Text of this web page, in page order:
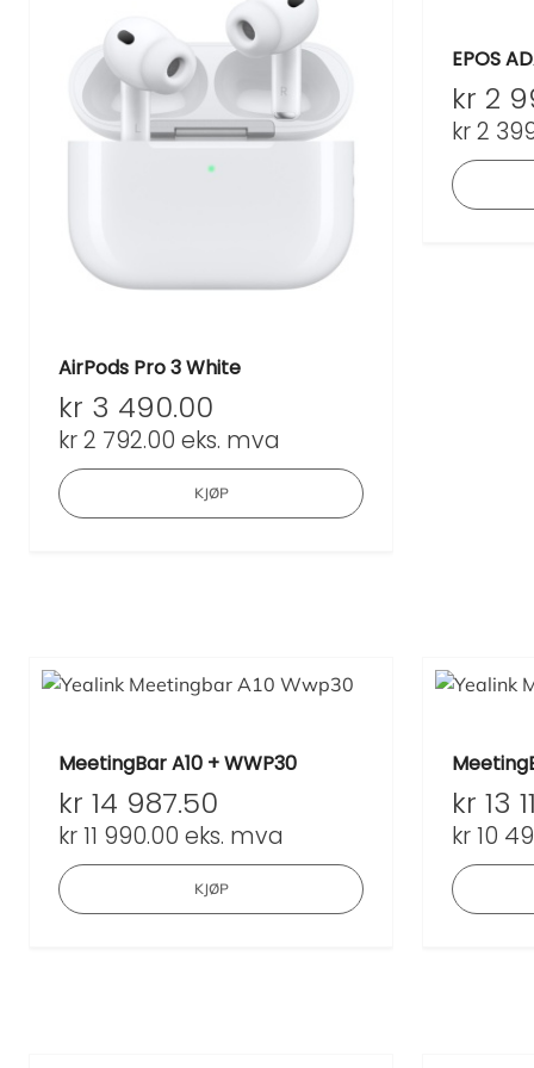
AirPods Pro 3 White
kr 3 490.00
kr2 792.00 eks. mva
KJØP
EPOS
kr 2
kr2
MeetingBar A10 + WWP30
kr 14 987.50
kr11 990.00 eks. mva
KJØP
kr 13
kr10